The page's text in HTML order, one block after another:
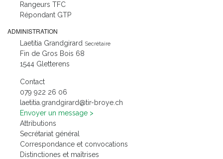
Rangeurs TFC
Répondant GTP
ADMINISTRATION
Laetitia Grandgirard Secrétaire
Fin de Gros Bois 68
1544 Gletterens
Contact
60 62 229 970
hc.eyorb-rit@drarigdnarg.aititeal
Envoyer un message
Attributions
Secrétariat général
Correspondance et convocations
Distinctiones et maîtrises